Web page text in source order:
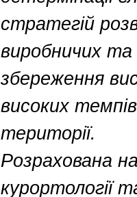
стратегій
виробничих
збереження
високих
території.
Розрахована
курортології